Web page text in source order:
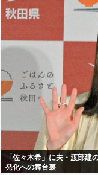
「佐々木希」に夫・渡部建
発化への舞台裏